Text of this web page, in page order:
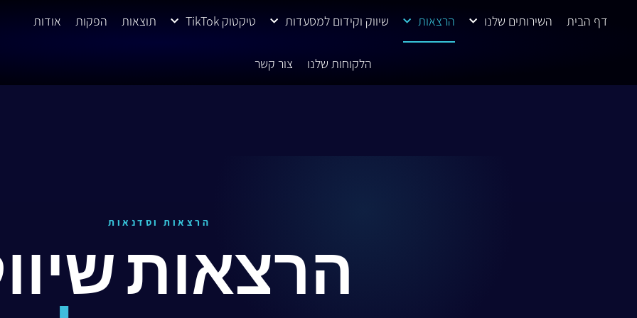
דף הבית השירותים שלנו הרצאות שיווק וקידום למסעדות טיקטוק TikTok תוצאות הפקות אודות
הלקוחות שלנו צור קשר
הרצאות וסדנאות
הרצאות